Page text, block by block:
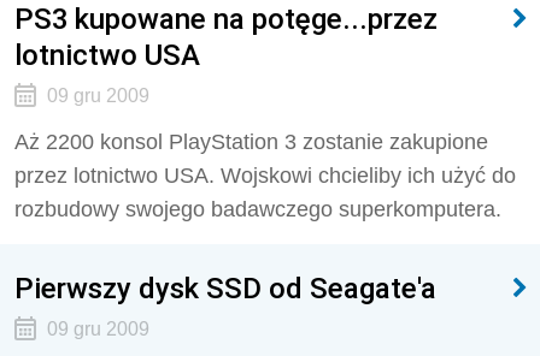
PS3 kupowane na potęge...przez
lotnictwo USA
09 gru 2009
Aż 2200 konsol PlayStation 3 zostanie zakupione
przez lotnictwo USA. Wojskowi chcieliby ich użyć do
rozbudowy swojego badawczego superkomputera.
Pierwszy dysk SSD od Seagate'a
09 gru 2009